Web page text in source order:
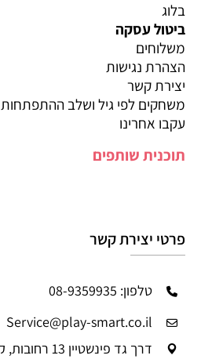
בלוג
ביטול עסקה
משלוחים
הצהרת נגישות
יצירת קשר
משחקים לפי גיל ושלב ההתפתחות
עקבו אחרינו
תוכנית שותפים
פרטי יצירת קשר
טלפון: 08-9359935
Service@play-smart.co.il
דרך גד פינשטיין 13 רחובות, קומה 3, מחסן 303